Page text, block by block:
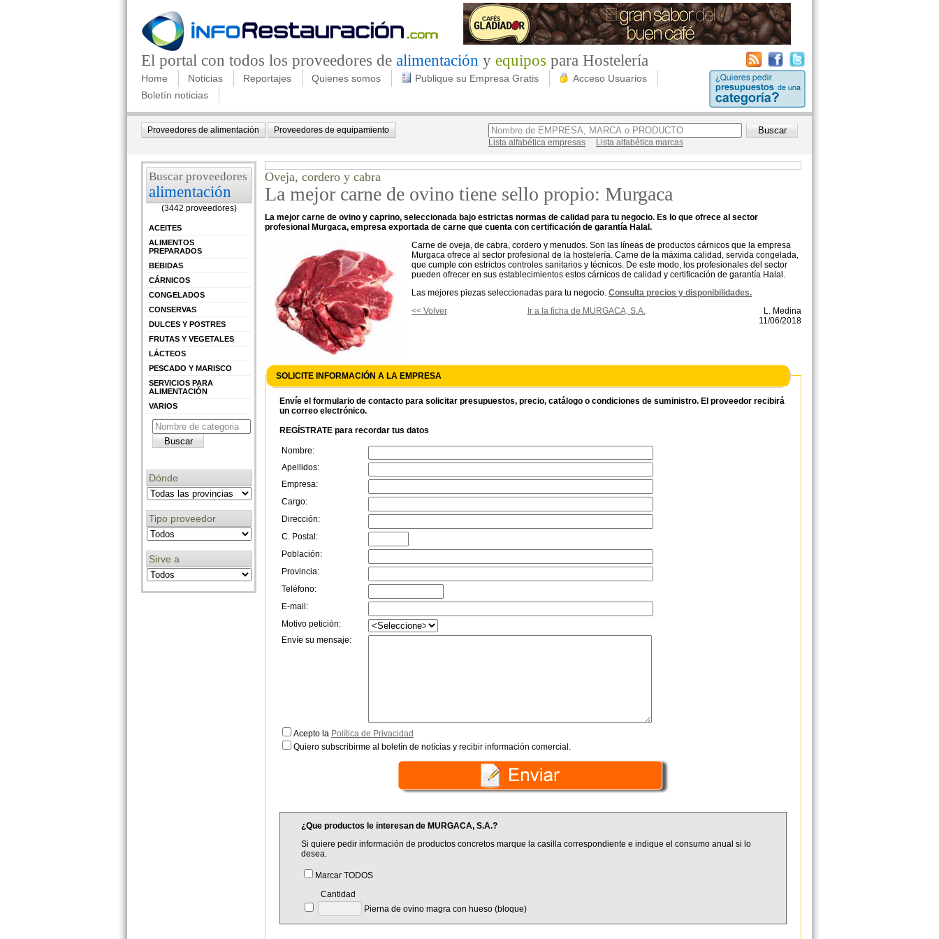
El portal con todos los proveedores de alimentación y equipos para Hostelería
Home Noticias Reportajes Quienes somos Publique su Empresa Gratis
Acceso Usuarios
Boletín noticias
Proveedores de alimentación
Proveedores de equipamiento
Lista alfabética empresas
Lista alfabética marcas
Buscar proveedores
alimentación
(3442 proveedores)
ACEITES
ALIMENTOS
PREPARADOS
BEBIDAS
CÁRNICOS
CONGELADOS
CONSERVAS
DULCES Y POSTRES
FRUTAS Y VEGETALES
LÁCTEOS
PESCADO Y MARISCO
SERVICIOS PARA
ALIMENTACIÓN
VARIOS
Dónde
Tipo proveedor
Sirve a
Oveja, cordero y cabra
La mejor carne de ovino tiene sello propio: Murgaca
La mejor carne de ovino y caprino, seleccionada bajo estrictas normas de calidad para tu negocio. Es lo que ofrece al sector
profesional Murgaca, empresa exportada de carne que cuenta con certificación de garantía Halal.
Carne de oveja, de cabra, cordero y menudos. Son las líneas de productos cárnicos que la empresa
Murgaca ofrece al sector profesional de la hostelería. Carne de la máxima calidad, servida congelada,
que cumple con estrictos controles sanitarios y técnicos. De este modo, los profesionales del sector
pueden ofrecer en sus establecimientos estos cárnicos de calidad y certificación de garantía Halal.
Las mejores piezas seleccionadas para tu negocio. Consulta precios y disponibilidades.
<< Volver
Ir a la ficha de MURGACA, S.A.
L. Medina
11/06/2018
SOLICITE INFORMACIÓN A LA EMPRESA
Envíe el formulario de contacto para solicitar presupuestos, precio, catálogo o condiciones de suministro. El proveedor recibirá
un correo electrónico.
REGÍSTRATE para recordar tus datos
Nombre:
Apellidos:
Empresa:
Cargo:
Dirección:
C. Postal:
Población:
Provincia:
Teléfono:
E-mail:
Motivo petición:
Envíe su mensaje:
Acepto la Política de Privacidad
Quiero subscribirme al boletín de notícias y recibir información comercial.
¿Que productos le interesan de MURGACA, S.A.?
Si quiere pedir información de productos concretos marque la casilla correspondiente e indique el consumo anual si lo
desea.
Marcar TODOS
Cantidad
Pierna de ovino magra con hueso (bloque)